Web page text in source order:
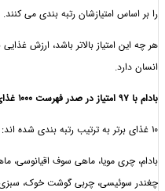
امتیازشان رتبه بندی می کنند.
امتیاز بالاتر باشد، ارزش غذایی بالاتری
مویا، ماهی سوف اقیانوسی، ماهی پهن
چربی گوشت خوک، سبزی چغندر،